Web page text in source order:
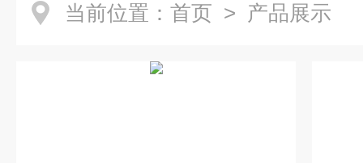
当前位置： 首页 > 产品展示